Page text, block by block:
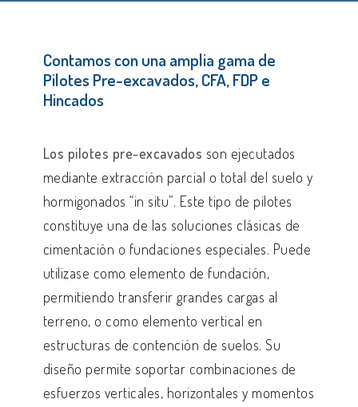
Contamos con una amplia gama de
Pilotes Pre-excavados, CFA, FDP e
Hincados
Los pilotes pre-excavados son ejecutados
mediante extracción parcial o total del suelo y
hormigonados “in situ”. Este tipo de pilotes
constituye una de las soluciones clásicas de
cimentación o fundaciones especiales. Puede
utilizase como elemento de fundación,
permitiendo transferir grandes cargas al
terreno, o como elemento vertical en
estructuras de contención de suelos. Su
diseño permite soportar combinaciones de
esfuerzos verticales, horizontales y momentos